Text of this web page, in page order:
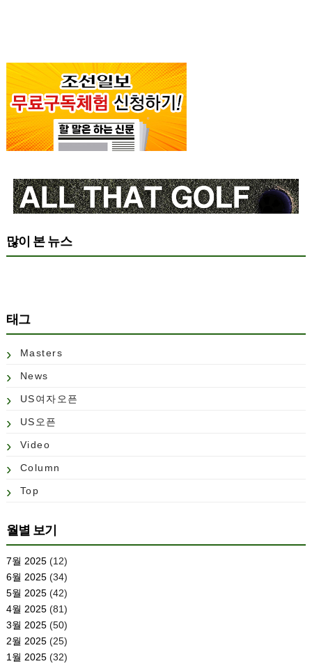
많이 본 뉴스
태그
Masters
News
US여자오픈
US오픈
Video
Column
Top
월별 보기
7월 2025(12)
6월 2025(34)
5월 2025(42)
4월 2025(81)
3월 2025(50)
2월 2025(25)
1월 2025(32)